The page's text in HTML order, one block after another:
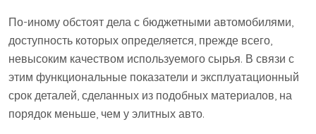
По-иному обстоят дела с бюджетными автомобилями,
доступность которых определяется, прежде всего,
невысоким качеством используемого сырья. В связи с
этим функциональные показатели и эксплуатационный
срок деталей, сделанных из подобных материалов, на
порядок меньше, чем у элитных авто.